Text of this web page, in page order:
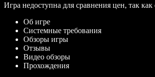
Игра недоступна для сравнения цен, так как
Об игре
Системные требования
Обзоры игры
Отзывы
Видео обзоры
Прохождения